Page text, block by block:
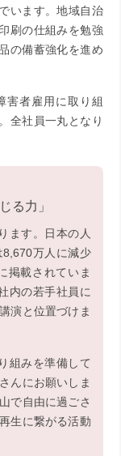
います。地域自治
刷の仕組みを勉強
の備蓄強化を進め
害者雇用に取り組
全社員一丸となり
る力」
ます。日本の人
万人に減少
掲載されていま
内の若手社員に
演と位置づけま
組みを準備して
んにお願いしま
で自由に過ごさ
生に繋がる活動